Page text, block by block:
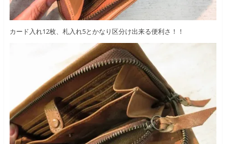
カード入れ12枚、札入れ5とかなり区分け出来る便利さ！！